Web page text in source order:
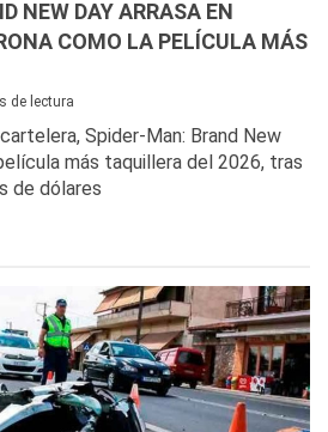
NEW DAY ARRASA EN
COMO LA PELÍCULA MÁS
de lectura
Spider-Man: Brand New
más taquillera del 2026, tras
de dólares